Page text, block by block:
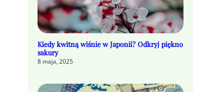
Kiedy kwitną wiśnie w Japonii? Odkryj piękno
sakury
8 maja, 2025